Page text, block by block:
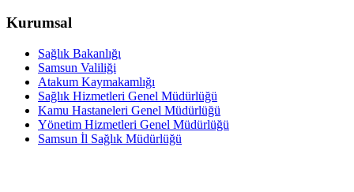
Kurumsal
Sağlık Bakanlığı
Samsun Valiliği
Atakum Kaymakamlığı
Sağlık Hizmetleri Genel Müdürlüğü
Kamu Hastaneleri Genel Müdürlüğü
Yönetim Hizmetleri Genel Müdürlüğü
Samsun İl Sağlık Müdürlüğü